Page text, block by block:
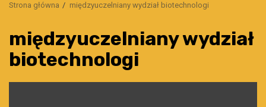
Strona główna międzyuczelniany wydział biotechnologi
międzyuczelniany wydział
biotechnologi